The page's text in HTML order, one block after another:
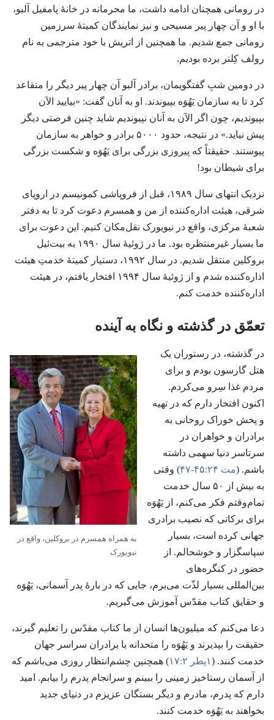
در رومانی همچنان ادامه داشت،‏ ما محرمانه در خانهٔ پامفیل آلبو،‏
با او و آن چهار پیر مسیحی و نیز نمایندگان کمیتهٔ سرزمین
رومانی جمع شدیم.‏ ما همچنین از اتریش با خود مترجمی به نام
رولف کِلنر برده بودیم.‏
در دومین شبِ گفتگویمان،‏ برادر آلبو آن چهار پیر دیگر را متقاعد
کرد تا به سازمان یَهُوَه بپیوندند.‏ او به آنان گفت:‏ «بیایید الآن
بپیوندیم،‏ چون اگر الآن به آنان نپیوندیم شاید چنین فرصتی دیگر
پیش نیاید.‏» در نتیجه،‏ حدود ۵۰۰۰ برادر و خواهر به سازمان
پیوستند.‏ حقیقتاً که پیروزی بزرگی برای یَهُوَه و شکست بزرگی
برای شیطان بود!‏
نزدیک انتهای سال ۱۹۸۹،‏ قبل از فروپاشی کمونیسم در اروپای
شرقی،‏ هیئت اداره‌کننده از من و همسرم دعوت کرد تا به دفتر
شعبهٔ مرکزی،‏ واقع در نیویورک نقل‌مکان کنیم.‏ این دعوت برای
ما بسیار غیرمنتظره بود.‏ ما در ژوئیهٔ سال ۱۹۹۰ به بیت‌ئیل
بروکلین منتقل شدیم.‏ در سال ۱۹۹۲،‏ دستیار کمیتهٔ خدمتِ هیئت
اداره‌کننده شدم و از ژوئیهٔ سال ۱۹۹۴ افتخار یافتم،‏ در هیئت
اداره‌کننده خدمت کنم.‏
تعمّق در گذشته و نگاه به آینده
به همراه همسرم در بروکلین،‏ واقع در
نیویورک
در گذشته،‏ در رستوران یک
هتل گارسون بودم و برای
مردم غذا سِرو می‌کردم.‏
اکنون افتخار دارم که در تهیه
و پخش خوراک روحانی به
برادران و خواهران در
سرتاسر دنیا سهمی داشته
باشم.‏ (‏مت ۲۴:‏۴۵-‏۴۷
‏)‏ وقتی
به بیش از ۵۰ سال خدمت
تمام‌وقتم فکر می‌کنم،‏ از یَهُوَه
برای برکاتی که نصیب برادری
جهانی کرده است،‏ بسیار
سپاسگزار و خوشحالم.‏ از
حضور در کنگره‌های
بین‌المللی بسیار لذّت می‌برم،‏ جایی که در بارهٔ پدر آسمانی،‏ یَهُوَه
و حقایق کتاب مقدّس آموزش می‌گیریم.‏
دعا می‌کنم که میلیون‌ها انسان از ما کتاب مقدّس را تعلیم گیرند،‏
حقیقت را بپذیرند و یَهُوَه را متحدانه با برادران سراسر جهان
خدمت کنند.‏ (‏۱پطر ۲:‏۱۷
‏)‏ همچنین چشم‌انتظار روزی می‌باشم که
از آسمان رستاخیز زمینی را ببینم و سرانجام پدرم را بیابم.‏ امید
دارم که پدرم،‏ مادرم و دیگر بستگان عزیزم در دنیای جدید
بخواهند به یَهُوَه خدمت کنند.‏